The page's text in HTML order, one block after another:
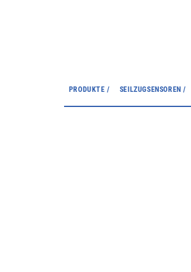
PRODUKTE / SEILZUGSENSOREN /